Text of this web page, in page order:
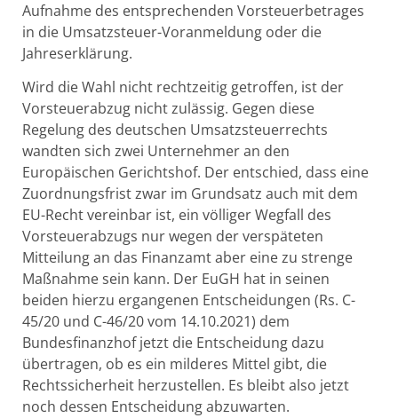
Aufnahme des entsprechenden Vorsteuerbetrages
in die Umsatzsteuer-Voranmeldung oder die
Jahreserklärung.
Wird die Wahl nicht rechtzeitig getroffen, ist der
Vorsteuerabzug nicht zulässig. Gegen diese
Regelung des deutschen Umsatzsteuerrechts
wandten sich zwei Unternehmer an den
Europäischen Gerichtshof. Der entschied, dass eine
Zuordnungsfrist zwar im Grundsatz auch mit dem
EU-Recht vereinbar ist, ein völliger Wegfall des
Vorsteuerabzugs nur wegen der verspäteten
Mitteilung an das Finanzamt aber eine zu strenge
Maßnahme sein kann. Der EuGH hat in seinen
beiden hierzu ergangenen Entscheidungen (Rs. C-
45/20 und C-46/20 vom 14.10.2021) dem
Bundesfinanzhof jetzt die Entscheidung dazu
übertragen, ob es ein milderes Mittel gibt, die
Rechtssicherheit herzustellen. Es bleibt also jetzt
noch dessen Entscheidung abzuwarten.